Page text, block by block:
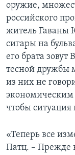
оружие,
российского
житель Гаваны
сигары на
его брата
тесной дружбы
из них не
экономическим
чтобы ситуация
«Теперь все
Патц. – Прежде